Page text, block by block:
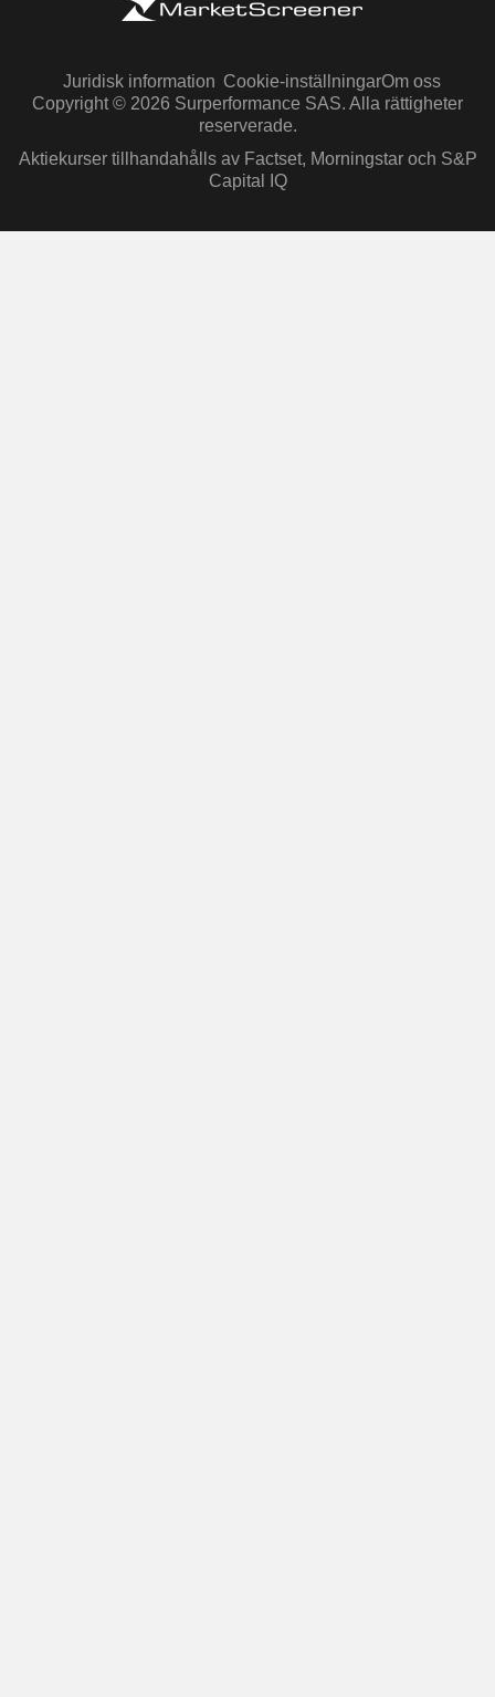
Juridisk information Cookie-inställningarOm oss
Copyright © 2026 Surperformance SAS. Alla rättigheter
reserverade.
Aktiekurser tillhandahålls av Factset, Morningstar och S&P
Capital IQ